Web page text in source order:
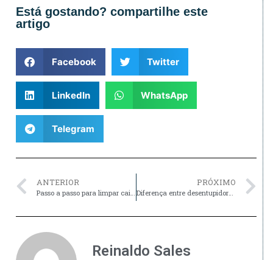
Está gostando? compartilhe este
artigo
Facebook Twitter
LinkedIn WhatsApp
Telegram
ANTERIOR
Passo a passo para limpar caixa de gordura residencial 2026
PRÓXIMO
Diferença entre desentupidora e encanador comum (2026)
Reinaldo Sales